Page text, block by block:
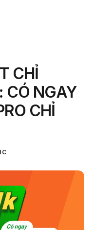
CHỈ
CÓ NGAY
CHỈ